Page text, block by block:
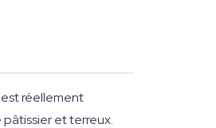
réellement
et terreux.